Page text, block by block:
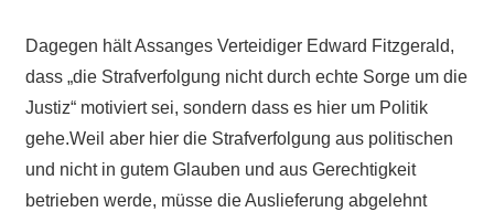
Dagegen hält Assanges Verteidiger Edward Fitzgerald,
dass „die Strafverfolgung nicht durch echte Sorge um die
Justiz“ motiviert sei, sondern dass es hier um Politik
gehe.Weil aber hier die Strafverfolgung aus politischen
und nicht in gutem Glauben und aus Gerechtigkeit
betrieben werde, müsse die Auslieferung abgelehnt